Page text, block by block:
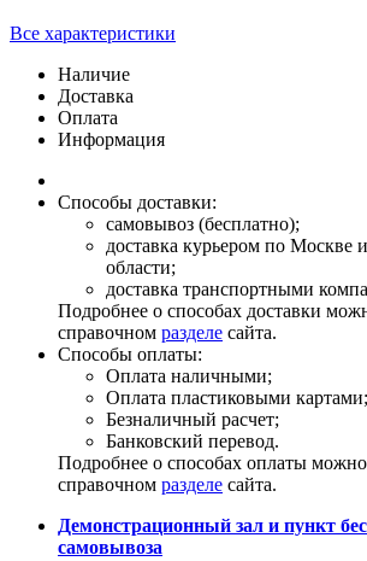
Все характеристики
Наличие
Доставка
Оплата
Информация
Способы доставки:
самовывоз (бесплатно);
доставка курьером по Москве
области;
доставка транспортными
Подробнее о способах доставки
справочном разделе сайта.
Способы оплаты:
Оплата наличными;
Оплата пластиковыми картами;
Безналичный расчет;
Банковский перевод.
Подробнее о способах оплаты можно
справочном разделе сайта.
Демонстрационный зал и пункт
самовывоза